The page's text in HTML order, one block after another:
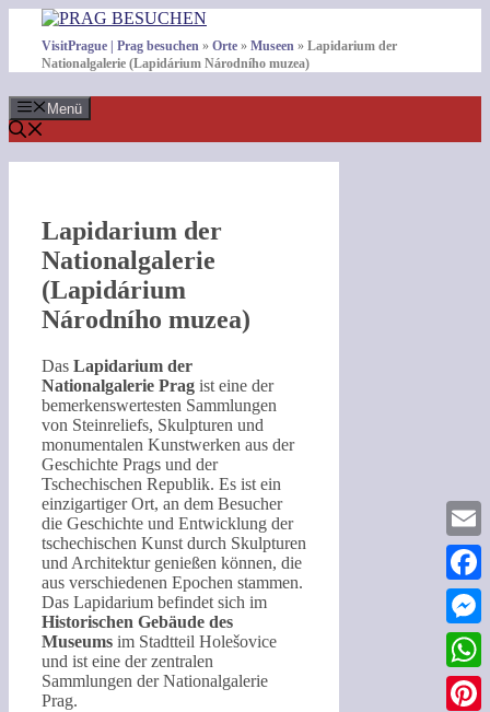
Inhalt
springen
VisitPrague | Prag besuchen » Orte » Museen » Lapidarium der
Nationalgalerie (Lapidárium Národního muzea)
Menü
Lapidarium der
Nationalgalerie
(Lapidárium
Národního muzea)
Das Lapidarium der
Nationalgalerie Prag ist eine der
bemerkenswertesten Sammlungen
von Steinreliefs, Skulpturen und
monumentalen Kunstwerken aus der
Geschichte Prags und der
Tschechischen Republik. Es ist ein
einzigartiger Ort, an dem Besucher
die Geschichte und Entwicklung der
tschechischen Kunst durch Skulpturen
und Architektur genießen können, die
aus verschiedenen Epochen stammen.
Das Lapidarium befindet sich im
Historischen Gebäude des
Museums im Stadtteil Holešovice
und ist eine der zentralen
Sammlungen der Nationalgalerie
Prag.
Email